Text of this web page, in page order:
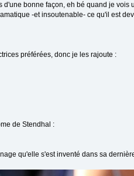
bonne façon, eh bé quand je
-et insoutenable- ce qu'il est
préférées, donc je les rajoute :
de Stendhal :
qu'elle s'est inventé dans sa